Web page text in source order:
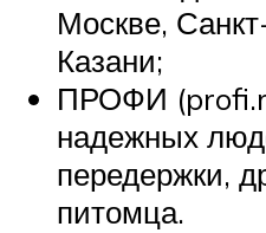
Москве,
Казани;
ПРОФИ
надежных
передержки,
питомца.